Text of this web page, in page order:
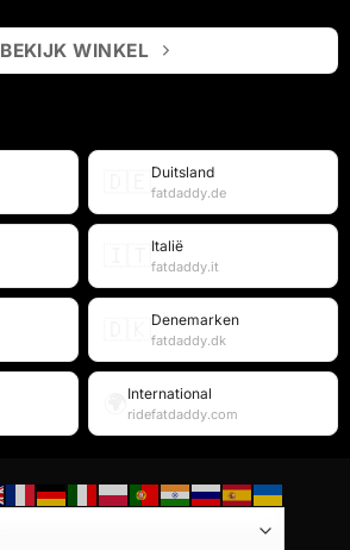
BEKIJK WINKEL
Duitsland
fatdaddy.de
Italië
fatdaddy.it
Denemarken
fatdaddy.dk
International
ridefatdaddy.com